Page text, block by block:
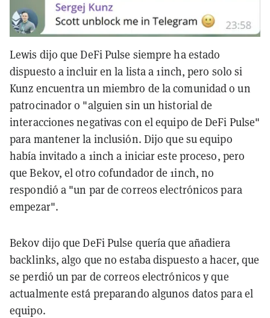
Lewis dijo que DeFi Pulse siempre ha estado
dispuesto a incluir en la lista a 1inch, pero solo si
Kunz encuentra un miembro de la comunidad o un
patrocinador o "alguien sin un historial de
interacciones negativas con el equipo de DeFi Pulse"
para mantener la inclusión. Dijo que su equipo
había invitado a 1inch a iniciar este proceso, pero
que Bekov, el otro cofundador de 1inch, no
respondió a "un par de correos electrónicos para
empezar".
Bekov dijo que DeFi Pulse quería que añadiera
backlinks, algo que no estaba dispuesto a hacer, que
se perdió un par de correos electrónicos y que
actualmente está preparando algunos datos para el
equipo.